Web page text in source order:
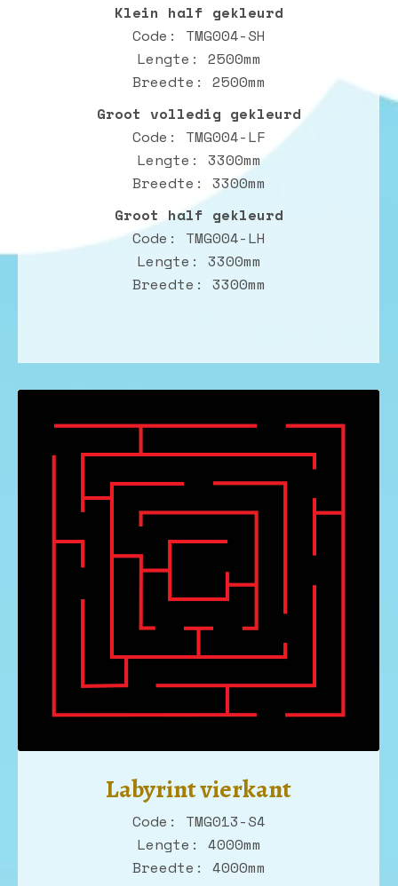
Klein half gekleurd
Code: TMG004-SH
Lengte: 2500mm
Breedte: 2500mm
Groot volledig gekleurd
Code: TMG004-LF
Lengte: 3300mm
Breedte: 3300mm
Groot half gekleurd
Code: TMG004-LH
Lengte: 3300mm
Breedte: 3300mm
Labyrint vierkant
Code: TMG013-S4
Lengte: 4000mm
Breedte: 4000mm